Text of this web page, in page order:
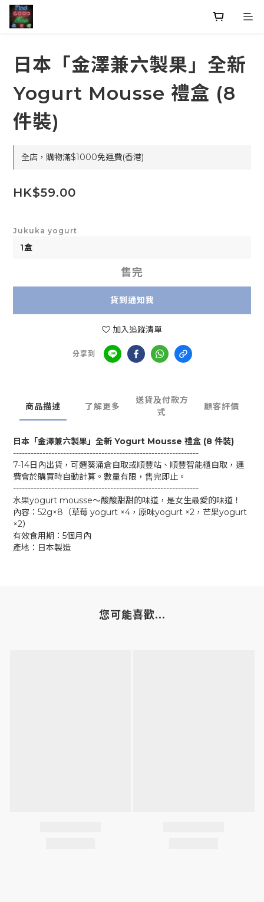
日本「金澤兼六製果」全新
Yogurt Mousse 禮盒 (8
件裝)
全店，購物滿$1000免運費(香港)
HK$59.00
Jukuka yogurt
售完
貨到通知我
加入追蹤清單
分享到
商品描述 了解更多
送貨及付款方
式
顧客評價
日本「金澤兼六製果」全新 Yogurt Mousse 禮盒 (8 件裝)
---------------------------------------------------------------
7-14日內出貨，可選葵涌倉自取或順豐站、順豐智能櫃自取，運
費會於購買時自動計算。數量有限，售完即止。
---------------------------------------------------------------
水果yogurt mousse～酸酸甜甜的味道，是女生最愛的味道！
內容：52g×8（草莓 yogurt ×4，原味yogurt ×2，芒果yogurt
×2）
有效食用期：5個月內
產地：日本製造
您可能喜歡...